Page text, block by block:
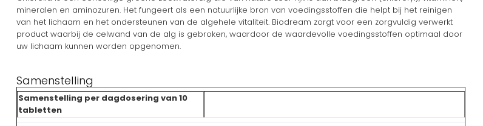
mineralen en aminozuren. Het fungeert als een natuurlijke bron van voedingsstoffen die helpt bij het reinigen
van het lichaam en het ondersteunen van de algehele vitaliteit. Biodream zorgt voor een zorgvuldig verwerkt
product waarbij de celwand van de alg is gebroken, waardoor de waardevolle voedingsstoffen optimaal door
uw lichaam kunnen worden opgenomen.
Samenstelling
Samenstelling per dagdosering van 10
tabletten